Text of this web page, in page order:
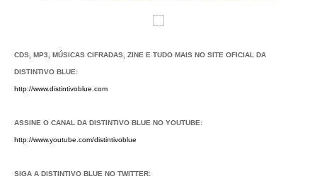
CDS, MP3, MÚSICAS CIFRADAS, ZINE E TUDO MAIS NO SITE OFICIAL DA
DISTINTIVO BLUE:
http://www.distintivoblue.com
ASSINE O CANAL DA DISTINTIVO BLUE NO YOUTUBE:
http://www.youtube.com/distintivoblue
SIGA A DISTINTIVO BLUE NO TWITTER: